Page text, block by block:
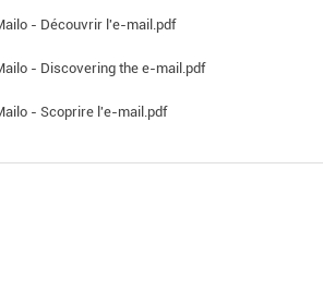
- Découvrir l'e-mail.pdf
- Discovering the e-mail.pdf
- Scoprire l'e-mail.pdf